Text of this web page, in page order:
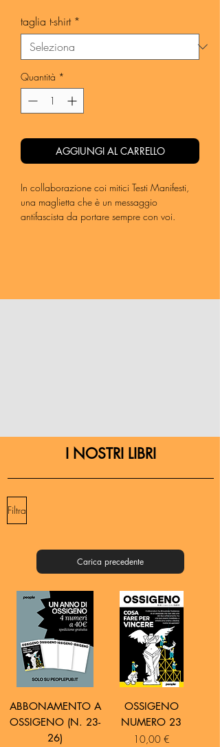
taglia t-shirt *
Quantità *
AGGIUNGI AL CARRELLO
In collaborazione coi mitici Testi Manifesti,
una maglietta che è un messaggio
antifascista da portare sempre con voi.
I NOSTRI LIBRI
Filtra
Carica precedente
ABBONAMENTO A
OSSIGENO (N. 23-
26)
OSSIGENO
NUMERO 23
Prezzo
10,00 €